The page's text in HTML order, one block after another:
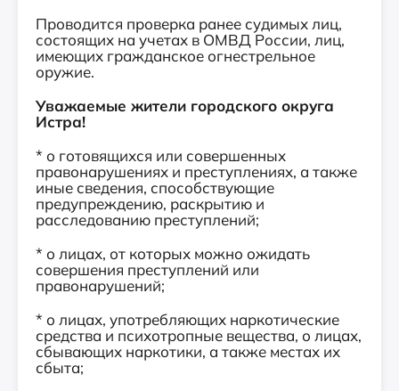
Проводится проверка ранее судимых лиц,
состоящих на учетах в ОМВД России, лиц,
имеющих гражданское огнестрельное
оружие.
Уважаемые жители городского округа
Истра!
* о готовящихся или совершенных
правонарушениях и преступлениях, а также
иные сведения, способствующие
предупреждению, раскрытию и
расследованию преступлений;
* о лицах, от которых можно ожидать
совершения преступлений или
правонарушений;
* о лицах, употребляющих наркотические
средства и психотропные вещества, о лицах,
сбывающих наркотики, а также местах их
сбыта;